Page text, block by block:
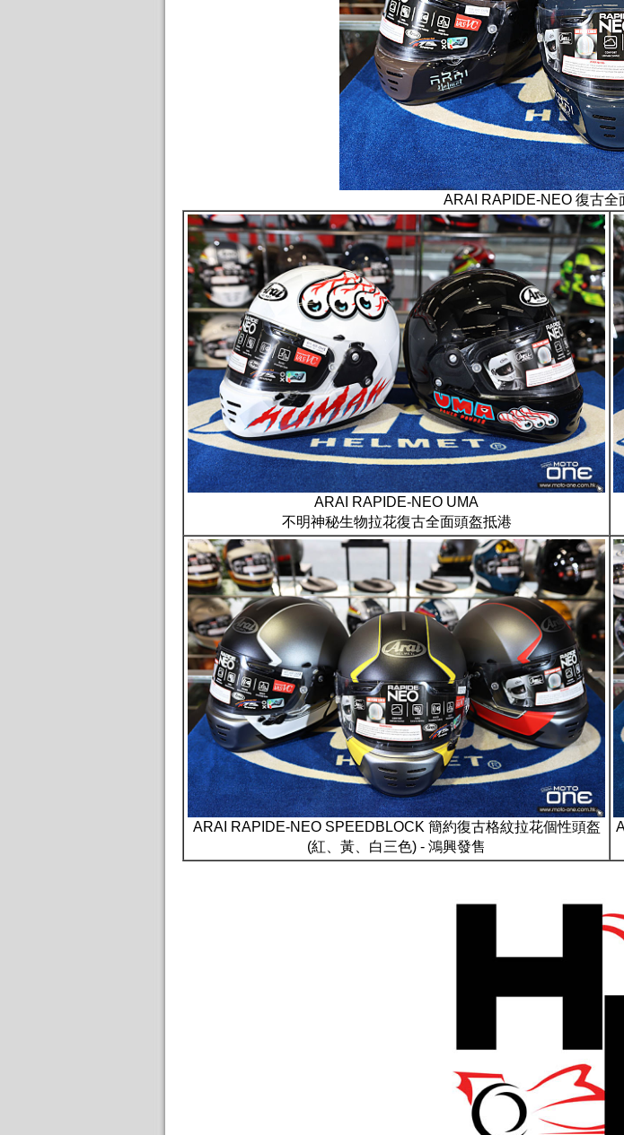
ARAI RAPIDE-NEO 復古全
ARAI RAPIDE-NEO UMA
不明神秘生物拉花復古全面頭盔抵港
ARAI RAPIDE-NEO SPEEDBLOCK 簡約復古格紋拉花個性頭盔
(紅、黃、白三色) - 鴻興發售